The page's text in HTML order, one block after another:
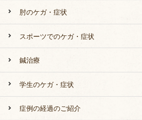
肘のケガ・症状
スポーツでのケガ・症状
鍼治療
学生のケガ・症状
症例の経過のご紹介